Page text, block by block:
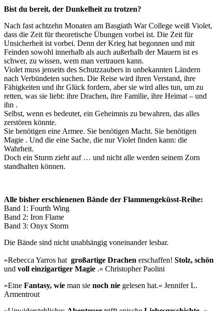
Bist du bereit, der Dunkelheit zu trotzen?
Nach fast achtzehn Monaten am Basgiath War College weiß Violet,
dass die Zeit für theoretische Übungen vorbei ist. Die Zeit für
Unsicherheit ist vorbei. Denn der Krieg hat begonnen und mit
Feinden sowohl innerhalb als auch außerhalb der Mauern ist es
schwer, zu wissen, wem man vertrauen kann.
Violet muss jenseits des Schutzzaubers in unbekannten Ländern
nach Verbündeten suchen. Die Reise wird ihren Verstand, ihre
Fähigkeiten und ihr Glück fordern, aber sie wird alles tun, um zu
retten, was sie liebt: ihre Drachen, ihre Familie, ihre Heimat – und
ihn .
Selbst, wenn es bedeutet, ein Geheimnis zu bewahren, das alles
zerstören könnte.
Sie benötigen eine Armee. Sie benötigen Macht. Sie benötigen
Magie . Und die eine Sache, die nur Violet finden kann: die
Wahrheit.
Doch ein Sturm zieht auf … und nicht alle werden seinem Zorn
standhalten können.
Alle bisher erschienenen Bände der Flammengeküsst-Reihe:
Band 1: Fourth Wing
Band 2: Iron Flame
Band 3: Onyx Storm
Die Bände sind nicht unabhängig voneinander lesbar.
»Rebecca Yarros hat großartige Drachen erschaffen! Stolz, schön
und voll einzigartiger Magie .« Christopher Paolini
»Eine Fantasy, wie man sie noch nie gelesen hat.« Jennifer L.
Armentrout